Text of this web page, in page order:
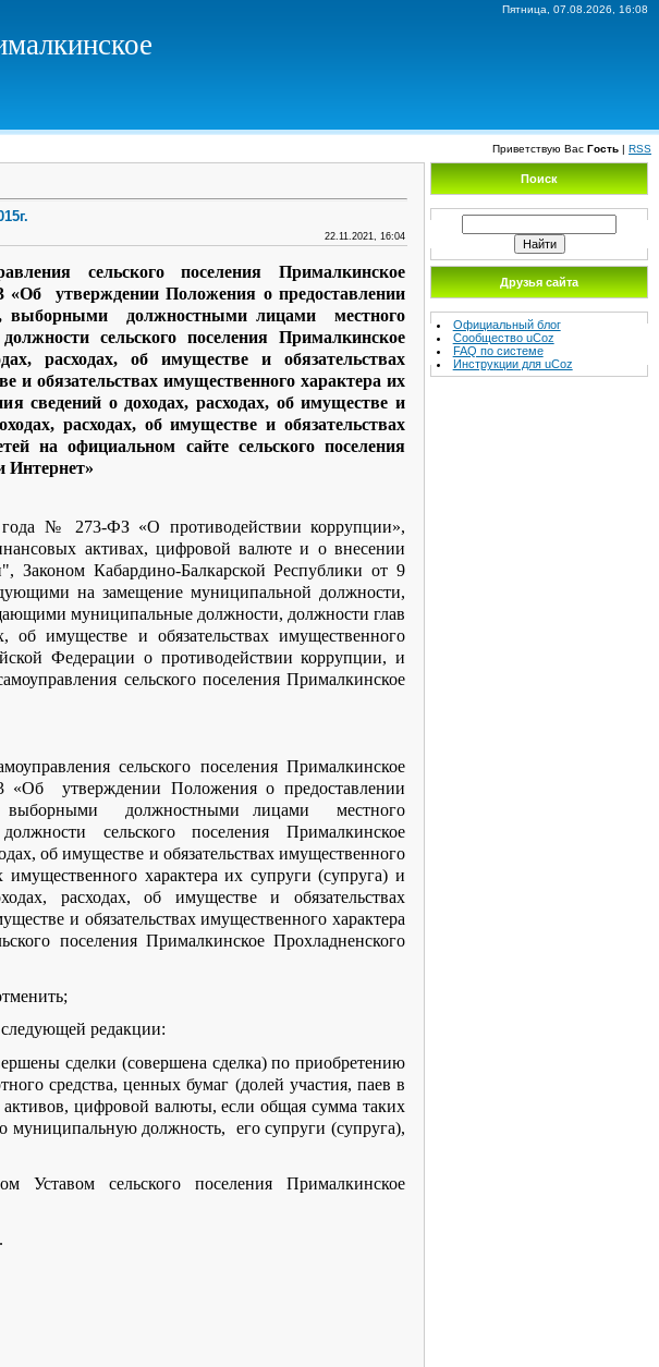
Пятница, 07.08.2026, 16:08
Приветствую Вас Гость | RSS
22.11.2021, 16:04
сельского поселения Прималкинское
«Об утверждении Положения о предоставлении
выборными должностными лицами местного
сельского поселения Прималкинское
расходах, об имуществе и обязательствах
и обязательствах имущественного характера их
сведений о доходах, расходах, об имуществе и
расходах, об имуществе и обязательствах
на официальном сайте сельского поселения
Интернет»
№ 273-ФЗ «О противодействии коррупции»,
активах, цифровой валюте и о внесении
Законом Кабардино-Балкарской Республики от 9
на замещение муниципальной должности,
муниципальные должности, должности глав
об имуществе и обязательствах имущественного
Федерации о противодействии коррупции, и
сельского поселения Прималкинское
сельского поселения Прималкинское
утверждении Положения о предоставлении
выборными должностными лицами местного
сельского поселения Прималкинское
об имуществе и обязательствах имущественного
имущественного характера их супруги (супруга) и
расходах, об имуществе и обязательствах
и обязательствах имущественного характера
поселения Прималкинское Прохладненского
редакции:
сделки (совершена сделка) по приобретению
средства, ценных бумаг (долей участия, паев в
цифровой валюты, если общая сумма таких
муниципальную должность, его супруги (супруга),
Уставом сельского поселения Прималкинское
Поиск
Друзья сайта
Официальный блог
Сообщество uCoz
FAQ по системе
Инструкции для uCoz